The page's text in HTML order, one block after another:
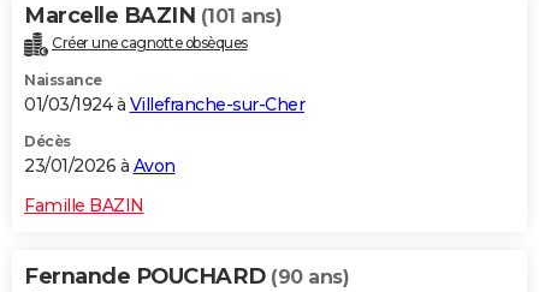
Marcelle BAZIN (101 ans)
Créer une cagnotte obsèques
Naissance
01/03/1924 à Villefranche-sur-Cher
Décès
23/01/2026 à Avon
Famille BAZIN
Fernande POUCHARD (90 ans)